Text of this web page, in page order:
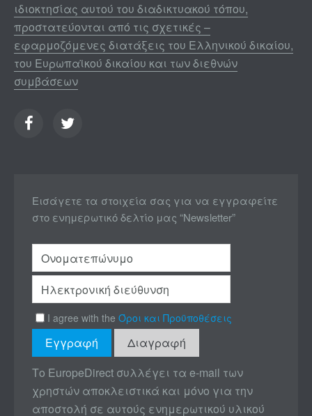
ιδιοκτησίας αυτού του διαδικτυακού τόπου,
προστατεύονται από τις σχετικές –
εφαρμοζόμενες διατάξεις του Ελληνικού δικαίου,
του Ευρωπαϊκού δικαίου και των διεθνών
συμβάσεων
Εισάγετε τα στοιχεία σας για να εγγραφείτε
στο ενημερωτικό δελτίο μας “Newsletter”
I agree with the Όροι και Προϋποθέσεις
Το EuropeDirect συλλέγει τα e-mail των
χρηστών αποκλειστικά και μόνο για την
αποστολή σε αυτούς ενημερωτικού υλικού